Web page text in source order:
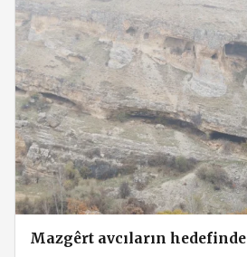
Mazgêrt avcıların hedefinde